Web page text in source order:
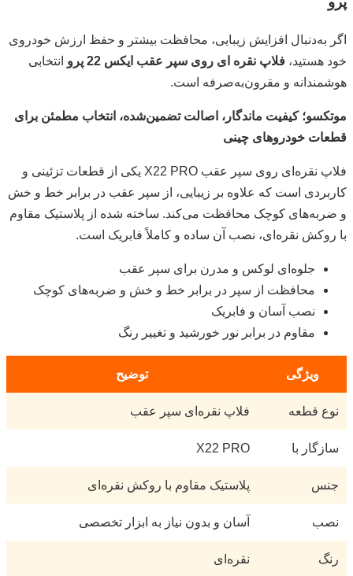
اگر به‌دنبال افزایش زیبایی، محافظت بیشتر و حفظ ارزش خودروی
خود هستید، فلاپ نقره ای روی سپر عقب ایکس 22 پرو
انتخابی
هوشمندانه و مقرون‌به‌صرفه است.
موتکسو؛ کیفیت ماندگار، اصالت تضمین‌شده، انتخاب مطمئن برای
قطعات خودروهای چینی
فلاپ نقره‌ای روی سپر عقب X22 PRO یکی از قطعات تزئینی و
کاربردی است که علاوه بر زیبایی، از سپر عقب در برابر خط و خش
و ضربه‌های کوچک محافظت می‌کند. ساخته شده از پلاستیک مقاوم
با روکش نقره‌ای، نصب آن ساده و کاملاً فابریک است.
جلوه‌ای لوکس و مدرن برای سپر عقب
محافظت از سپر در برابر خط و خش و ضربه‌های کوچک
نصب آسان و فابریک
مقاوم در برابر نور خورشید و تغییر رنگ
ویژگی توضیح
نوع قطعه فلاپ نقره‌ای سپر عقب
سازگار با X22 PRO
جنس پلاستیک مقاوم با روکش نقره‌ای
نصب آسان و بدون نیاز به ابزار تخصصی
رنگ نقره‌ای